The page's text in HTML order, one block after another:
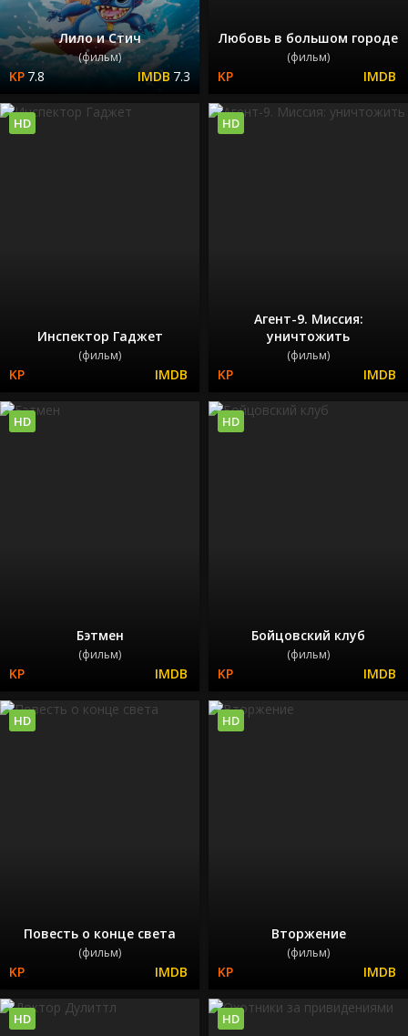
Лило и Стич
(фильм)
7.8 7.3
Любовь в большом городе
(фильм)
Инспектор Гаджет
(фильм)
HD
Агент-9. Миссия:
уничтожить
(фильм)
HD
Бэтмен
(фильм)
HD
Бойцовский клуб
(фильм)
HD
Повесть о конце света
(фильм)
HD
Вторжение
(фильм)
HD
HD HD